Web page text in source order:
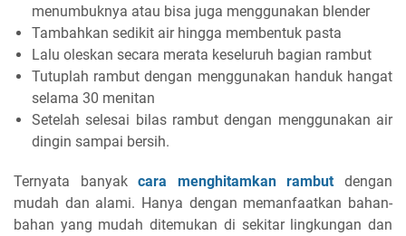
menumbuknya atau bisa juga menggunakan blender
Tambahkan sedikit air hingga membentuk pasta
Lalu oleskan secara merata keseluruh bagian rambut
Tutuplah rambut dengan menggunakan handuk hangat
selama 30 menitan
Setelah selesai bilas rambut dengan menggunakan air
dingin sampai bersih.
Ternyata banyakcara menghitamkan rambut dengan
mudah dan alami. Hanya dengan memanfaatkan bahan-
bahan yang mudah ditemukan di sekitar lingkungan dan